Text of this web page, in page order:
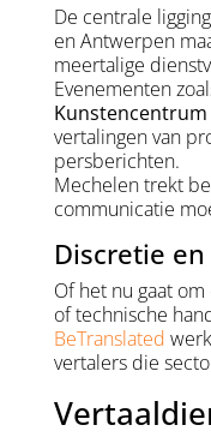
De centrale
en Antwerpen
meertalige
Evenementen
vertalingen van
persberichten.
Mechelen trekt
communicatie
Discretie
Of het nu gaat
of technische
BeTranslated
vertalers die